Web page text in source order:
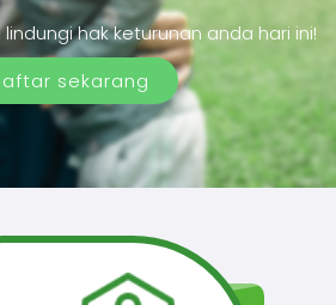
hak keturunan anda hari ini!
sekarang